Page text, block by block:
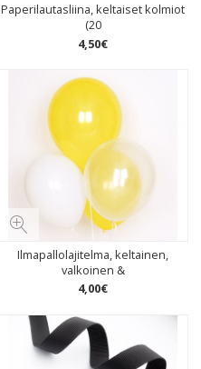
Paperilautasliina, keltaiset kolmiot
(20
4,50€
Ilmapallolajitelma, keltainen,
valkoinen &
4,00€